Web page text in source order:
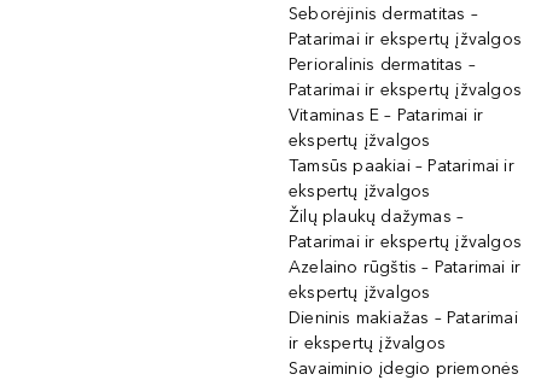
Seborėjinis dermatitas –
Patarimai ir ekspertų įžvalgos
Perioralinis dermatitas –
Patarimai ir ekspertų įžvalgos
Vitaminas E – Patarimai ir
ekspertų įžvalgos
Tamsūs paakiai – Patarimai ir
ekspertų įžvalgos
Žilų plaukų dažymas –
Patarimai ir ekspertų įžvalgos
Azelaino rūgštis – Patarimai ir
ekspertų įžvalgos
Dieninis makiažas – Patarimai
ir ekspertų įžvalgos
Savaiminio įdegio priemonės